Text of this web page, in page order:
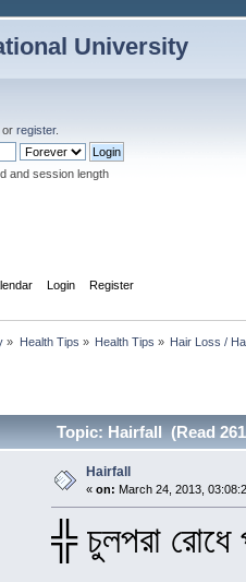
University
or register.
and session length
Login Register
» Health Tips » Health Tips » Hair Loss /
Topic: Hairfall (Read
Hairfall
« on: March 24, 2013,
╬ চুলপরা রোধে